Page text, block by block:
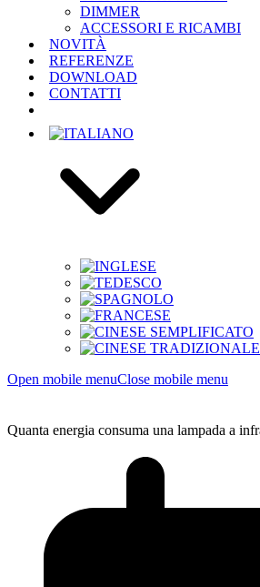
DIMMER
ACCESSORI E RICAMBI
NOVITÀ
REFERENZE
DOWNLOAD
CONTATTI
Open mobile menuClose mobile menu
Quanta energia consuma una lampada a